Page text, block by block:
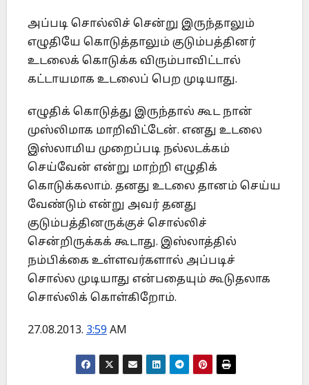
அப்படி சொல்லிச் சென்று இருந்தாலும்
எழுதியே கொடுத்தாலும் குடும்பத்தினர்
உடலைக் கொடுக்க விரும்பாவிட்டால்
கட்டாயமாக உடலைப் பெற முடியாது.
எழுதிக் கொடுத்து இருந்தால் கூட நான்
முஸ்லிமாக மாறிவிட்டேன். எனது உடலை
இஸ்லாமிய முறைப்படி நல்லடக்கம்
செய்வேன் என்று மாற்றி எழுதிக்
கொடுக்கலாம். தனது உடலை தானம் செய்ய
வேண்டும் என்று அவர் தனது
குடும்பத்தினருக்குச் சொல்லிச்
சென்றிருக்கக் கூடாது. இஸ்லாத்தில்
நம்பிக்கை உள்ளவர்களால் அப்படிச்
சொல்ல முடியாது என்பதையும் கூடுதலாக
சொல்லிக் கொள்கிறோம்.
27.08.2013. 3:59 AM